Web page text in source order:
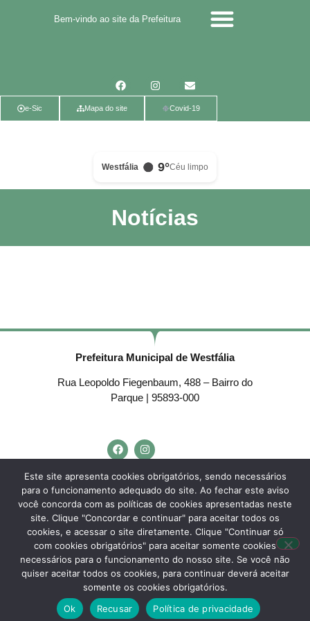
Bem-vindo ao site da Prefeitura
e-Sic Mapa do site Covid-19
Westfália 9°Céu limpo
Notícias
Prefeitura Municipal de Westfália
Rua Leopoldo Fiegenbaum, 488 – Bairro do
Parque | 95893-000
E-mail:westfalia@westfalia.rs.gov.br
Horário de Atendimento:
Segunda a sexta-feira:
Das 7h30 às 11h30 13h às 17h.
Desenvolvido porAgência do Vale – Município de Westfália – RS – Todos os
direitos reservados.
Este site apresenta cookies obrigatórios, sendo necessários
para o funcionamento adequado do site. Ao fechar este aviso
você concorda com as políticas de cookies apresentadas neste
site. Clique "Concordar e continuar" para aceitar todos os
cookies, e acessar o site diretamente. Clique "Continuar só
com cookies obrigatórios" para aceitar somente cookies
necessários para o funcionamento do nosso site. Se você não
quiser aceitar todos os cookies, para continuar deverá aceitar
somente os cookies obrigatórios.
Ok
Recusar Política de privacidade